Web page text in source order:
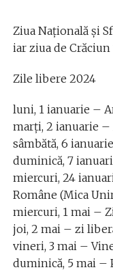
Ziua Națională și
iar ziua de
Zile libere 2024
luni, 1 ianuarie –
marți, 2 ianuarie –
sâmbătă, 6
duminică, 7
miercuri, 24
Române (Mica
miercuri, 1 mai –
joi, 2 mai – zi
vineri, 3 mai –
duminică, 5 mai –